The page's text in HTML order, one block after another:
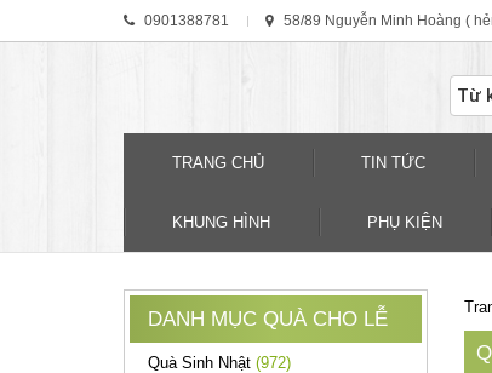
0901388781 58/89 Nguyễn Minh Hoàng (
TRANG CHỦ TIN TỨC
KHUNG HÌNH PHỤ KIỆN
DANH MỤC QUÀ CHO LỄ
Quà Sinh Nhật (972)